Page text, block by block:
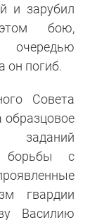
и зарубил
бою,
он погиб.
Совета
образцовое
борьбы с
гвардии
Василию